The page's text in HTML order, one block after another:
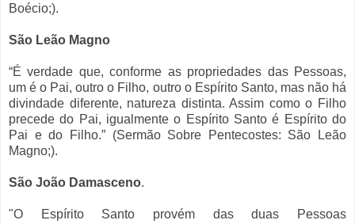
Boécio;).
São Leão Magno
“É verdade que, conforme as propriedades das Pessoas,
um é o Pai, outro o Filho, outro o Espírito Santo, mas não há
divindade diferente, natureza distinta. Assim como o Filho
precede do Pai, igualmente o Espírito Santo é Espírito do
Pai e do Filho.” (Sermão Sobre Pentecostes: São Leão
Magno;).
São João Damasceno.
"O Espírito Santo provém das duas Pessoas